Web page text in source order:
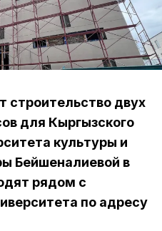
строительство двух
для Кыргызского
культуры и
Бейшеналиевой в
рядом с
по адресу